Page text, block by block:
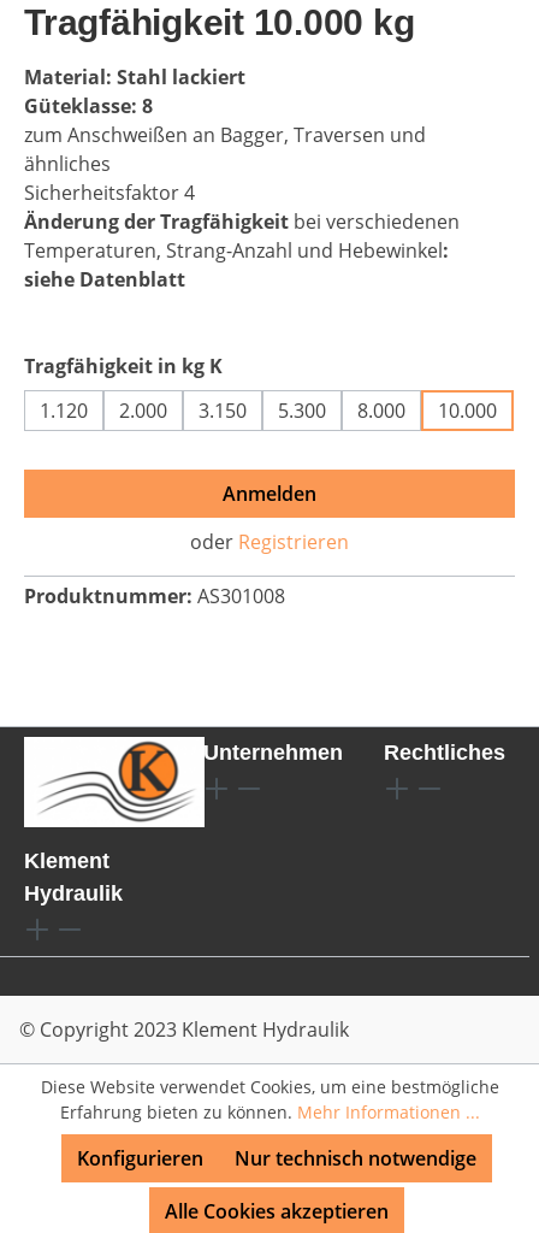
Tragfähigkeit 10.000 kg
Material: Stahl lackiert
Güteklasse: 8
zum Anschweißen an Bagger, Traversen und
ähnliches
Sicherheitsfaktor 4
Änderung der Tragfähigkeit bei verschiedenen
Temperaturen, Strang-Anzahl und Hebewinkel:
siehe Datenblatt
Tragfähigkeit in kg Kauswählen
1.120
2.000 3.150 5.300 8.000 10.000
Anmelden
oder Registrieren
Produktnummer: AS301008
Klement
Hydraulik
Unternehmen Rechtliches
© Copyright 2023 Klement Hydraulik
Diese Website verwendet Cookies, um eine bestmögliche
Erfahrung bieten zu können. Mehr Informationen ...
Nur technisch notwendige
Konfigurieren
Alle Cookies akzeptieren